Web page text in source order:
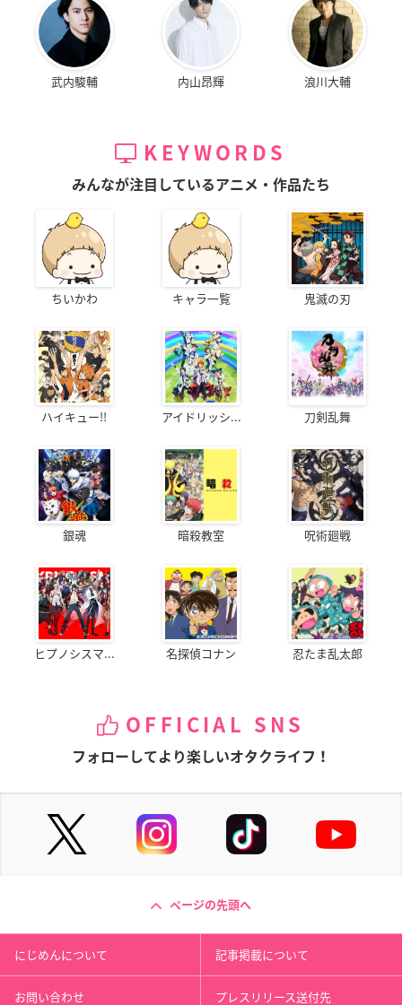
武内駿輔 内山昂輝 浪川大輔
KEYWORDS
みんなが注目しているアニメ・作品たち
ちいかわ キャラ一覧 鬼滅の刃
ハイキュー!! アイドリッシ... 刀剣乱舞
銀魂 暗殺教室 呪術廻戦
ヒプノシスマ... 名探偵コナン 忍たま乱太郎
OFFICIAL SNS
フォローしてより楽しいオタクライフ！
ページの先頭へ
にじめんについて 記事掲載について
お問い合わせ プレスリリース送付先